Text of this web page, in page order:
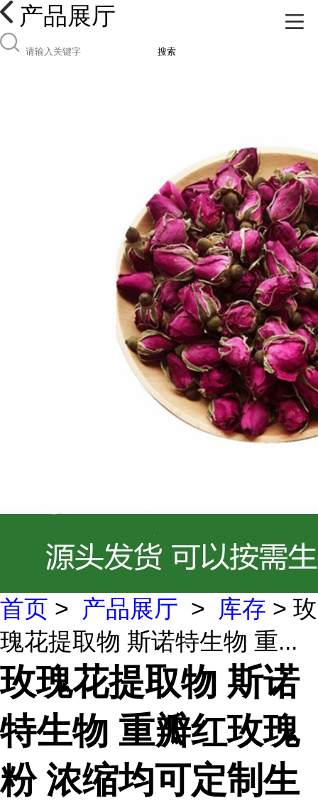
产品展厅
搜索
首页 > 产品展厅 > 库存 > 玫
瑰花提取物 斯诺特生物 重...
玫瑰花提取物 斯诺
特生物 重瓣红玫瑰
粉 浓缩均可定制生